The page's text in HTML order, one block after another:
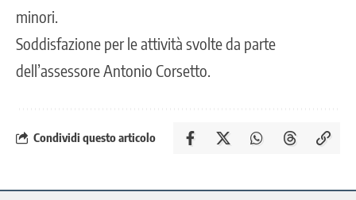
minori.
Soddisfazione per le attività svolte da parte
dell’assessore Antonio Corsetto.
Condividi questo articolo